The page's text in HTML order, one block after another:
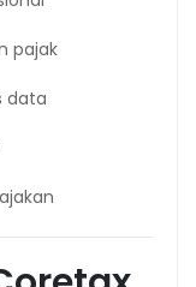
pajak
data